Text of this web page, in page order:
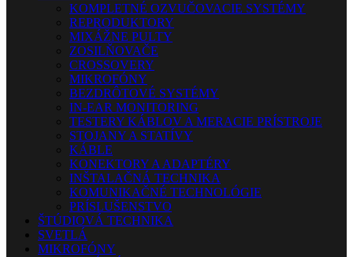
KOMPLETNÉ OZVUČOVACIE SYSTÉMY
REPRODUKTORY
MIXÁŽNE PULTY
ZOSILŇOVAČE
CROSSOVERY
MIKROFÓNY
BEZDRÔTOVÉ SYSTÉMY
IN-EAR MONITORING
TESTERY KÁBLOV A MERACIE PRÍSTROJE
STOJANY A STATÍVY
KÁBLE
KONEKTORY A ADAPTÉRY
INŠTALAČNÁ TECHNIKA
KOMUNIKAČNÉ TECHNOLÓGIE
PRÍSLUŠENSTVO
ŠTÚDIOVÁ TECHNIKA
SVETLÁ
MIKROFÓNY